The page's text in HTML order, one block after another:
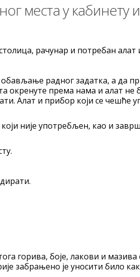
места у кабинету
рачунар и потребан алат
радног задатка, а да
окренуте према нама и алат не
Алат и прибор који се чешће
није употребљен, као и
горива, боје, лакови и
забрањено је уносити било